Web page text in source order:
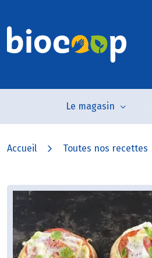
Le magasin
Accueil Toutes nos recettes